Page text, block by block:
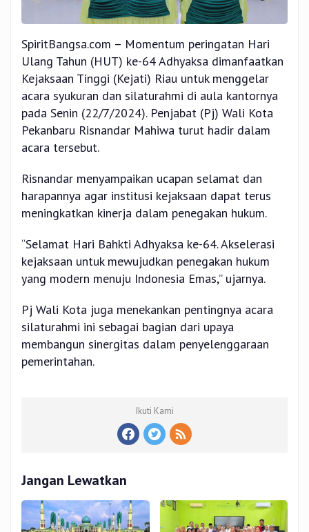
SpiritBangsa.com – Momentum peringatan Hari
Ulang Tahun (HUT) ke-64 Adhyaksa dimanfaatkan
Kejaksaan Tinggi (Kejati) Riau untuk menggelar
acara syukuran dan silaturahmi di aula kantornya
pada Senin (22/7/2024). Penjabat (Pj) Wali Kota
Pekanbaru Risnandar Mahiwa turut hadir dalam
acara tersebut.
Risnandar menyampaikan ucapan selamat dan
harapannya agar institusi kejaksaan dapat terus
meningkatkan kinerja dalam penegakan hukum.
“Selamat Hari Bahkti Adhyaksa ke-64. Akselerasi
kejaksaan untuk mewujudkan penegakan hukum
yang modern menuju Indonesia Emas,” ujarnya.
Pj Wali Kota juga menekankan pentingnya acara
silaturahmi ini sebagai bagian dari upaya
membangun sinergitas dalam penyelenggaraan
pemerintahan.
Ikuti Kami
Jangan Lewatkan